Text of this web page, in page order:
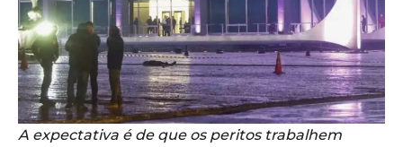
A expectativa é de que os peritos trabalhem